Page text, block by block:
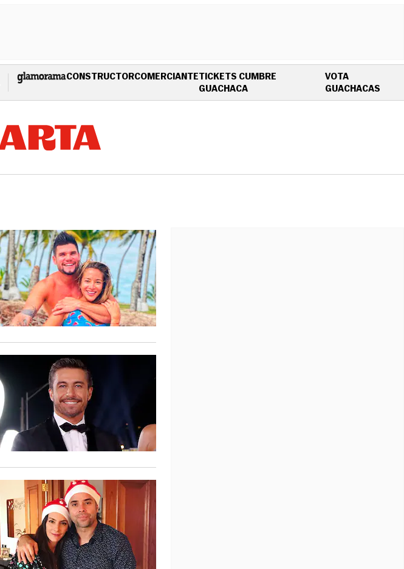
CONSTRUCTORCOMERCIANTETICKETS CUMBRE
GUACHACAOPENS IN NEW WINDOW
VOTA
GUACHACAS